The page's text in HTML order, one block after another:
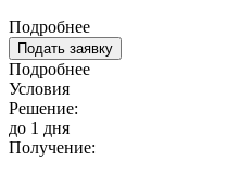
Подробнее
Подать заявку
Подробнее
Условия
Решение:
до 1 дня
Получение: